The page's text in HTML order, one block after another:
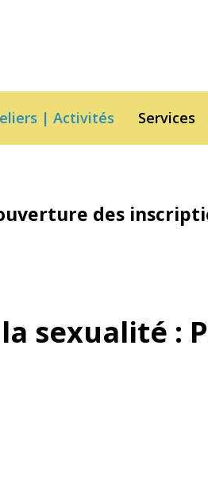
| Activités Services
des
sexualité :